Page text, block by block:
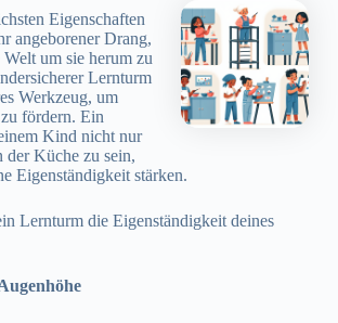
Eigenschaften
angeborener Drang,
um sie herum zu
Lernturm
Werkzeug, um
fördern. Ein
Kind nicht nur
der Küche zu sein,
Eigenständigkeit stärken.
Lernturm die Eigenständigkeit deines